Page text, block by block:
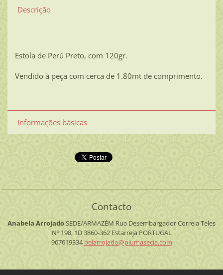
Descrição
Estola de Perú Preto, com 120gr.
Vendido à peça com cerca de 1.80mt de comprimento.
Informações básicas
Contacto
Anabela ArrojadoSEDE/ARMAZÉM Rua Desembargador Correia Teles
Nº 198, 1D3860-362 EstarrejaPORTUGAL
967619334belarrojado@plumasecia.com